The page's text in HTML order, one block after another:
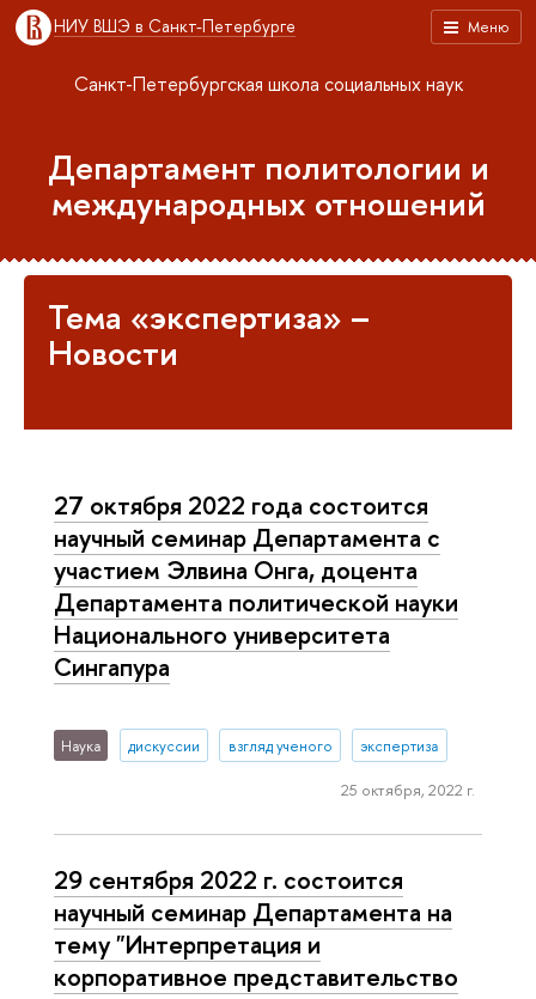
Меню
НИУ ВШЭ в Санкт-Петербурге
Санкт-Петербургская школа социальных наук
Департамент политологии и
международных отношений
Тема «экспертиза» –
Новости
27 октября 2022 года состоится
научный семинар Департамента с
участием Элвина Онга, доцента
Департамента политической науки
Национального университета
Сингапура
Наука дискуссии взгляд ученого экспертиза
25 октября, 2022 г.
29 сентября 2022 г. состоится
научный семинар Департамента на
тему "Интерпретация и
корпоративное представительство